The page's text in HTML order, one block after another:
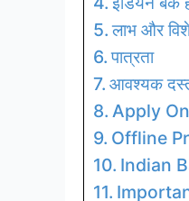
लाभ और
पात्रता
आवश्यक
Apply
Offline
Indian